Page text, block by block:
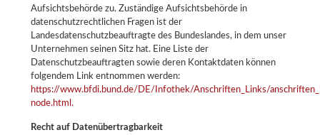
Aufsichtsbehörde zu. Zuständige Aufsichtsbehörde in
datenschutzrechtlichen Fragen ist der
Landesdatenschutzbeauftragte des Bundeslandes, in dem unser
Unternehmen seinen Sitz hat. Eine Liste der
Datenschutzbeauftragten sowie deren Kontaktdaten können
folgendem Link entnommen werden:
https://www.bfdi.bund.de/DE/Infothek/Anschriften_Links/
node.html.
Recht auf Datenübertragbarkeit